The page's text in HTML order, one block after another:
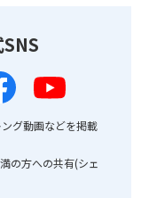
グ動画などを掲載
の方への共有(シェ